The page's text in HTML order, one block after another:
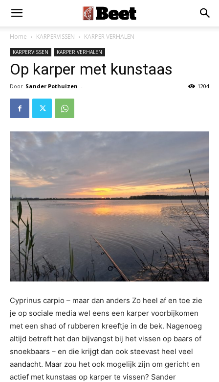
Home KARPERVISSEN KARPER VERHALEN
KARPERVISSEN KARPER VERHALEN
Op karper met kunstaas
Door Sander Pothuizen - 1204
Cyprinus carpio – maar dan anders Zo heel af en toe zie
je op sociale media wel eens een karper voorbijkomen
met een shad of rubberen kreeftje in de bek. Nagenoeg
altijd betreft het dan bijvangst bij het vissen op baars of
snoekbaars – en die krijgt dan ook steevast heel veel
aandacht. Maar zou het ook mogelijk zijn om gericht en
actief met kunstaas op karper te vissen? Sander